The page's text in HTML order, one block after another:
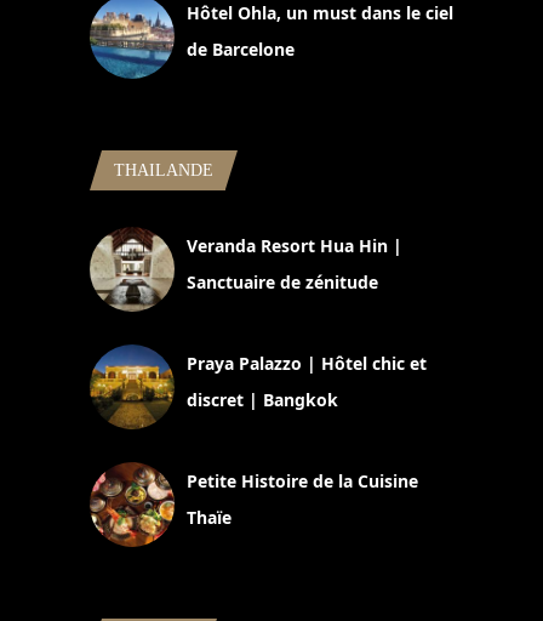
Hôtel Ohla, un must dans le ciel
de Barcelone
THAILANDE
Veranda Resort Hua Hin |
Sanctuaire de zénitude
Praya Palazzo | Hôtel chic et
discret | Bangkok
Petite Histoire de la Cuisine
Thaïe